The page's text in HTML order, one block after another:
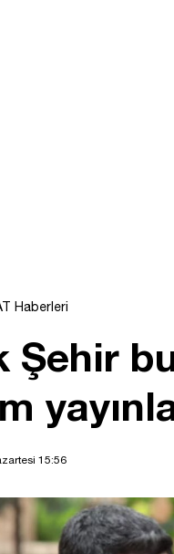
Haberleri
Şehir
15:56